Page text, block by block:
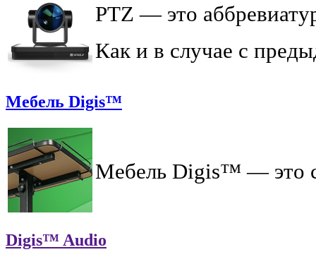
PTZ — это
Как и в случае с
Мебель Digis™
Мебель Digis™ — это
Digis™ Audio